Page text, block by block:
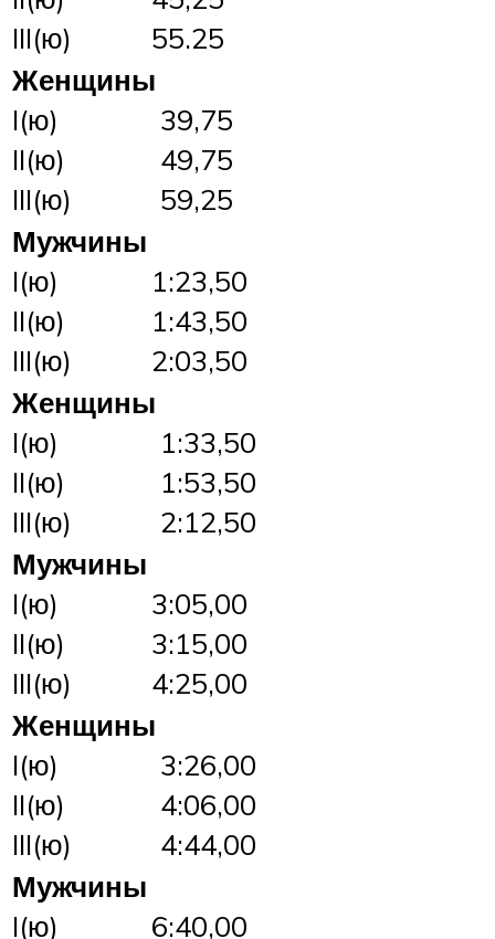
III(ю)
55.25
Женщины
I(ю)
39,75
II(ю)
49,75
III(ю)
59,25
Мужчины
I(ю)
1:23,50
II(ю)
1:43,50
III(ю)
2:03,50
Женщины
I(ю)
1:33,50
II(ю)
1:53,50
III(ю)
2:12,50
Мужчины
I(ю)
3:05,00
II(ю)
3:15,00
III(ю)
4:25,00
Женщины
I(ю)
3:26,00
II(ю)
4:06,00
III(ю)
4:44,00
Мужчины
I(ю)
6:40,00